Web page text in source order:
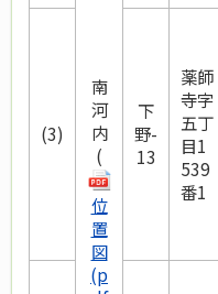
南
河
内
(
位
置
図
(p
(3)
下
野-
13
薬師
寺字
五丁
目1
539
番1